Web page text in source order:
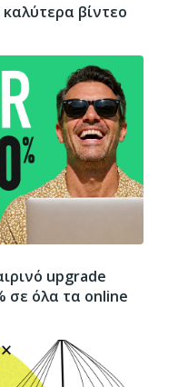
βίντεο
upgrade
σε όλα τα online